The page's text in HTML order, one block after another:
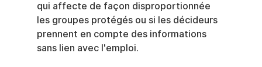
qui affecte de façon disproportionnée
les groupes protégés ou si les décideurs
prennent en compte des informations
sans lien avec l'emploi.